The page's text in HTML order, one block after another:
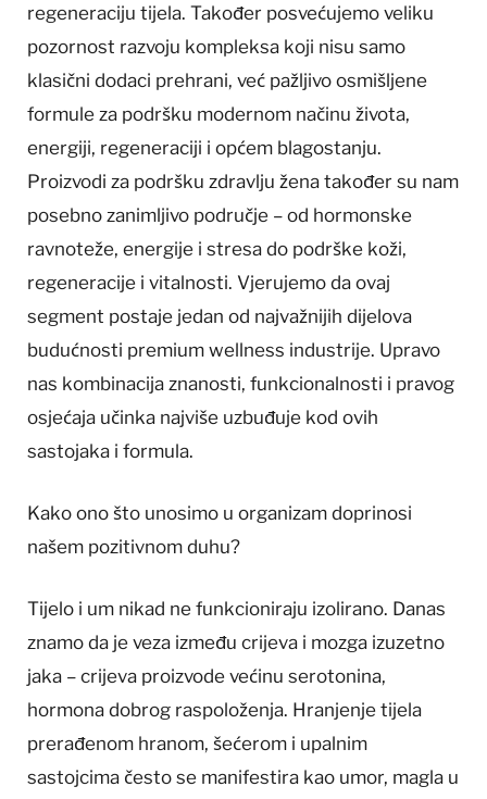
regeneraciju tijela. Također posvećujemo veliku
pozornost razvoju kompleksa koji nisu samo
klasični dodaci prehrani, već pažljivo osmišljene
formule za podršku modernom načinu života,
energiji, regeneraciji i općem blagostanju.
Proizvodi za podršku zdravlju žena također su nam
posebno zanimljivo područje – od hormonske
ravnoteže, energije i stresa do podrške koži,
regeneracije i vitalnosti. Vjerujemo da ovaj
segment postaje jedan od najvažnijih dijelova
budućnosti premium wellness industrije. Upravo
nas kombinacija znanosti, funkcionalnosti i pravog
osjećaja učinka najviše uzbuđuje kod ovih
sastojaka i formula.
Kako ono što unosimo u organizam doprinosi
našem pozitivnom duhu?
Tijelo i um nikad ne funkcioniraju izolirano. Danas
znamo da je veza između crijeva i mozga izuzetno
jaka – crijeva proizvode većinu serotonina,
hormona dobrog raspoloženja. Hranjenje tijela
prerađenom hranom, šećerom i upalnim
sastojcima često se manifestira kao umor, magla u